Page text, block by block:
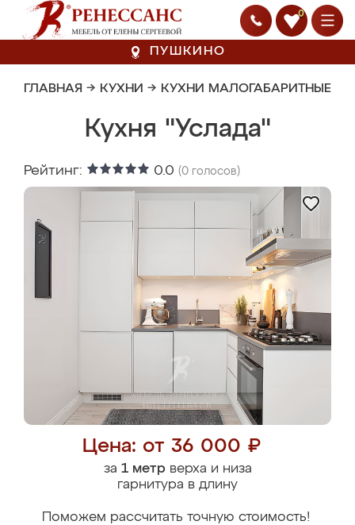
0
ПУШКИНО
ГЛАВНАЯ → КУХНИ → КУХНИ МАЛОГАБАРИТНЫЕ
Кухня "Услада"
Рейтинг: 0.0 (0 голосов)
Цена: от 36 000 ₽
за 1 метрверха и низа
гарнитура в длину
Поможем рассчитать точную стоимость!